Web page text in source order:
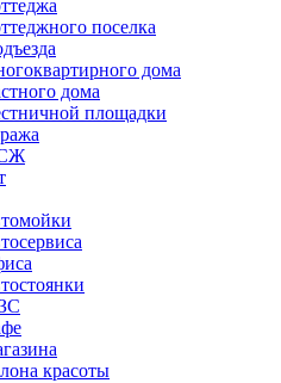
поселка
дома
дома
площадки
красоты